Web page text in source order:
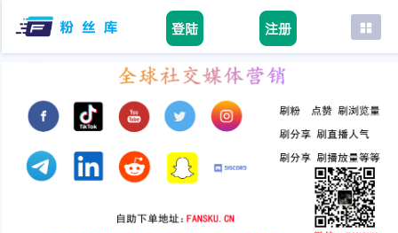
登陆 注册
首页
tiktok
youtube